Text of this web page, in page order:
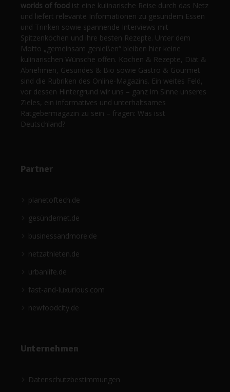
worlds of food ist eine kulinarische Reise durch das Netz
und liefert relevante Informationen zu gesundem Essen
und Trinken sowie spannende Interviews mit
Spitzenköchen und ihre besten Rezepte. Unter dem
Motto „gemeinsam genießen“ bleiben hier keine
kulinarischen Wünsche offen. Kochen & Rezepte, Diät &
Abnehmen, Gesundes & Bio sowie Gastro & Gourmet
sind die Rubriken des Online-Magazins. Ein weites Feld,
vor dessen Hintergrund wir uns – ganz im Sinne unseres
Zieles, ein informatives und unterhaltsames
Ratgebermagazin zu sein – fragen: Was isst
Deutschland?
Partner
planetoftech.de
gesündernet.de
businessandmore.de
netzathleten.de
urbanlife.de
fast-and-luxurious.com
newfoodcity.de
Unternehmen
Datenschutzbestimmungen